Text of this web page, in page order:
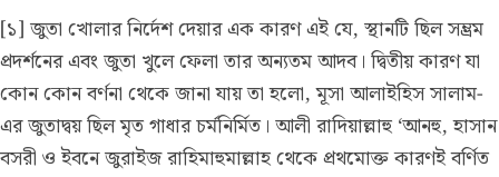
[১] জুতা খোলার নির্দেশ দেয়ার এক কারণ এই যে, স্থানটি ছিল সম্ভ্রম
প্রদর্শনের এবং জুতা খুলে ফেলা তার অন্যতম আদব। দ্বিতীয় কারণ যা
কোন কোন বর্ণনা থেকে জানা যায় তা হলো, মূসা আলাইহিস সালাম-
এর জুতাদ্বয় ছিল মৃত গাধার চর্মনির্মিত। আলী রাদিয়াল্লাহু ‘আনহু, হাসান
বসরী ও ইবনে জুরাইজ রাহিমাহুমাল্লাহ থেকে প্রথমোক্ত কারণই বর্ণিত